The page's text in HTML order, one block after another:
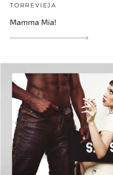
TORREVIEJA
Mamma Mia!